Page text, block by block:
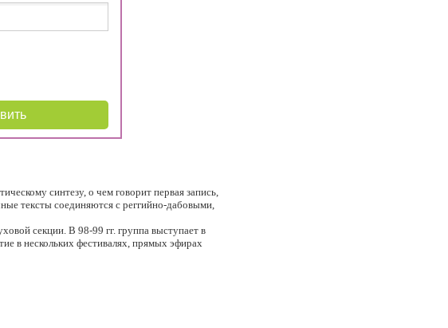
синтезу, о чем говорит первая запись,
тексты соединяются с реггийно-дабовыми,
секции. В 98-99 гг. группа выступает в
в нескольких фестивалях, прямых эфирах